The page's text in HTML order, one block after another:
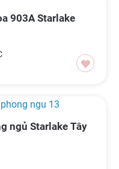
903A Starlake
ngủ Starlake Tây